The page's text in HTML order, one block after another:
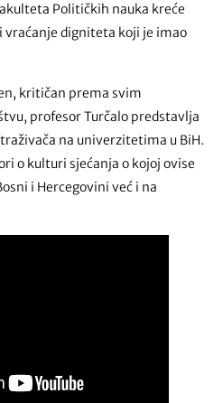
Političkih nauka kreće
digniteta koji je imao
kritičan prema svim
profesor Turčalo predstavlja
na univerzitetima u BiH.
o kulturi sjećanja o kojoj ovise
i Hercegovini već i na